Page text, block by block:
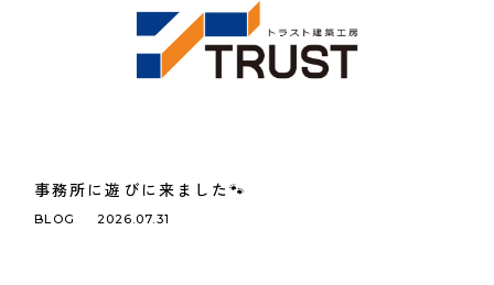
事務所に遊びに来ました🐾
BLOG 2026.07.31